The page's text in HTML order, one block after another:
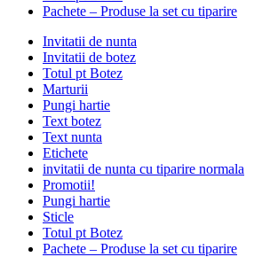
Pachete – Produse la set cu tiparire
Invitatii de nunta
Invitatii de botez
Totul pt Botez
Marturii
Pungi hartie
Text botez
Text nunta
Etichete
invitatii de nunta cu tiparire normala
Promotii!
Pungi hartie
Sticle
Totul pt Botez
Pachete – Produse la set cu tiparire